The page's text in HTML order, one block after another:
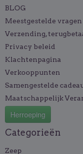
BLOG
Meestgestelde vragen
Verzending,
Privacy beleid
Klachtenpagina
Verkooppunten
Samengestelde
Maatschappelijk
Herroeping
Categorieën
Zeep